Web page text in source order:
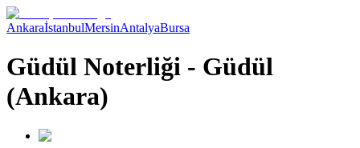
AnkaraİstanbulMersinAntalyaBursa
Güdül Noterliği - Güdül
(Ankara)